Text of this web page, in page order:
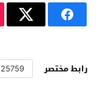
رابط مختصر